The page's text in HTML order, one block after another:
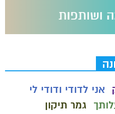
אני לדודי ודודי לי
גמר תיקון